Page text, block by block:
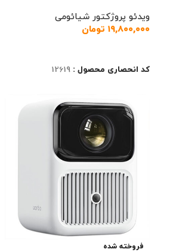
ویدئو پروژکتور شیائومی
۱۹,۸۰۰,۰۰۰ تومان
کد انحصاری محصول :12619
فروخته شده